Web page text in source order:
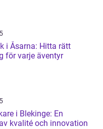
i Åsarna: Hitta rätt
för varje äventyr
i Blekinge: En
kvalité och innovation